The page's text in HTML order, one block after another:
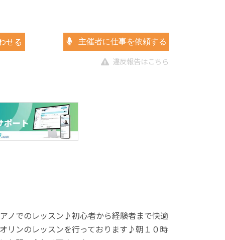
せる 主催者に仕事を依頼する
違反報告はこちら
ノでのレッスン♪初心者から経験者まで快適
リンのレッスンを行っております♪朝１０時